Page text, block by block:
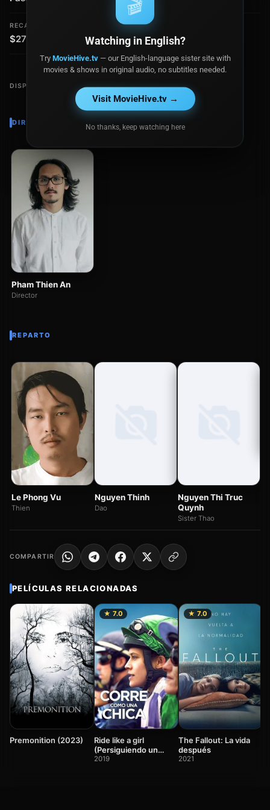
RECAUDACIÓN
$271,725
DISPONIBLE EN
DIRECTOR
Pham Thien An
Director
REPARTO
Le Phong Vu
Thien
Nguyen Thinh
Dao
Nguyen Thi Truc
Quynh
Sister Thao
COMPARTIR
PELÍCULAS RELACIONADAS
Premonition (2023)
★ 7.0
Ride like a girl
(Persiguiendo un
sueño)
2019
★ 7.0
The Fallout: La vida
después
2021
🎬
Watching in English?
Try MovieHive.tv— our English-language sister site with
movies & shows in original audio, no subtitles needed.
Visit MovieHive.tv →
No thanks, keep watching here